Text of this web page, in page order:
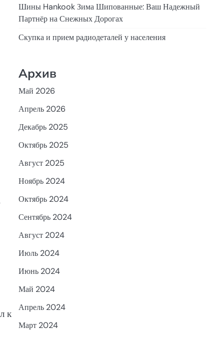
к
Шины Hankook Зима Шипованные: Ваш Надежный
Партнёр на Снежных Дорогах
Скупка и прием радиодеталей у населения
Архив
Май 2026
Апрель 2026
Декабрь 2025
Октябрь 2025
Август 2025
Ноябрь 2024
Октябрь 2024
Сентябрь 2024
Август 2024
Июль 2024
Июнь 2024
Май 2024
Апрель 2024
Март 2024